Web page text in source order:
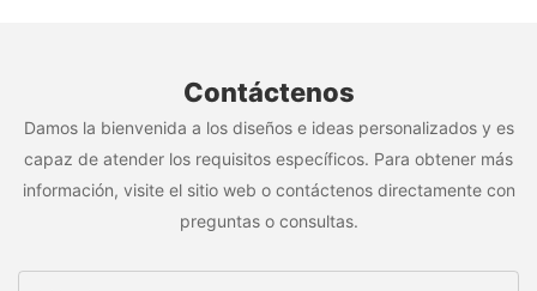
Contáctenos
Damos la bienvenida a los diseños e ideas personalizados y es
capaz de atender los requisitos específicos. Para obtener más
información, visite el sitio web o contáctenos directamente con
preguntas o consultas.